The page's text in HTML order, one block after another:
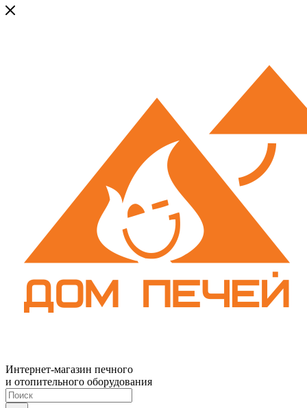
Интернет-магазин печного
и отопительного оборудования